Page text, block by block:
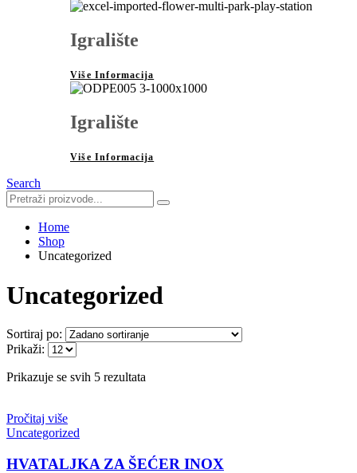
Igralište
Više Informacija
Igralište
Više Informacija
Search
Home
Shop
Uncategorized
Uncategorized
Sortiraj po:
Prikaži:
Prikazuje se svih 5 rezultata
Pročitaj više
Uncategorized
HVATALJKA ZA ŠEĆER INOX